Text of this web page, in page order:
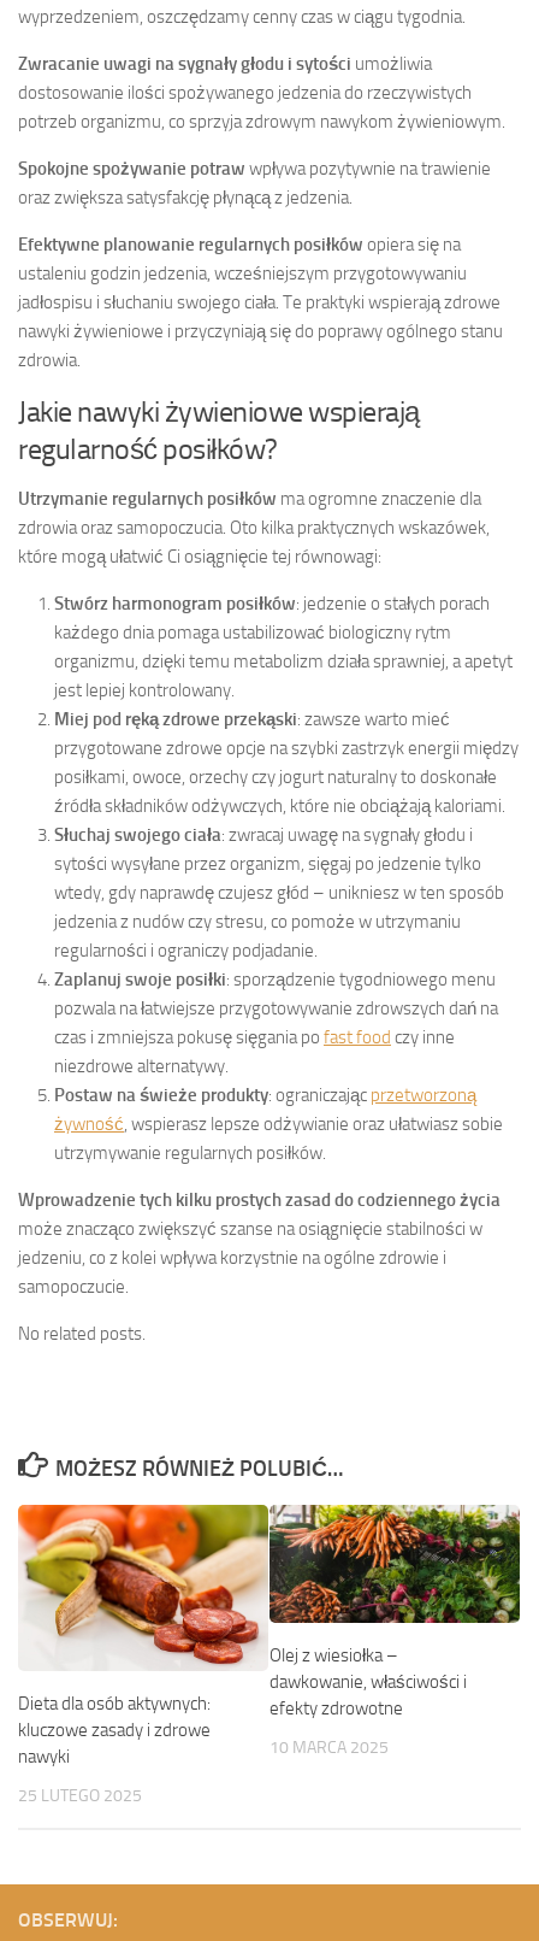
wyprzedzeniem, oszczędzamy cenny czas w ciągu tygodnia.
Zwracanie uwagi na sygnały głodu i sytości umożliwia
dostosowanie ilości spożywanego jedzenia do rzeczywistych
potrzeb organizmu, co sprzyja zdrowym nawykom żywieniowym.
Spokojne spożywanie potraw wpływa pozytywnie na trawienie
oraz zwiększa satysfakcję płynącą z jedzenia.
Efektywne planowanie regularnych posiłków opiera się na
ustaleniu godzin jedzenia, wcześniejszym przygotowywaniu
jadłospisu i słuchaniu swojego ciała. Te praktyki wspierają zdrowe
nawyki żywieniowe i przyczyniają się do poprawy ogólnego stanu
zdrowia.
Jakie nawyki żywieniowe wspierają
regularność posiłków?
Utrzymanie regularnych posiłków ma ogromne znaczenie dla
zdrowia oraz samopoczucia. Oto kilka praktycznych wskazówek,
które mogą ułatwić Ci osiągnięcie tej równowagi:
Stwórz harmonogram posiłków: jedzenie o stałych porach
każdego dnia pomaga ustabilizować biologiczny rytm
organizmu, dzięki temu metabolizm działa sprawniej, a apetyt
jest lepiej kontrolowany.
Miej pod ręką zdrowe przekąski: zawsze warto mieć
przygotowane zdrowe opcje na szybki zastrzyk energii między
posiłkami, owoce, orzechy czy jogurt naturalny to doskonałe
źródła składników odżywczych, które nie obciążają kaloriami.
Słuchaj swojego ciała: zwracaj uwagę na sygnały głodu i
sytości wysyłane przez organizm, sięgaj po jedzenie tylko
wtedy, gdy naprawdę czujesz głód – unikniesz w ten sposób
jedzenia z nudów czy stresu, co pomoże w utrzymaniu
regularności i ograniczy podjadanie.
Zaplanuj swoje posiłki: sporządzenie tygodniowego menu
pozwala na łatwiejsze przygotowywanie zdrowszych dań na
czas i zmniejsza pokusę sięgania po fast food czy inne
niezdrowe alternatywy.
Postaw na świeże produkty: ograniczając przetworzoną
żywność , wspierasz lepsze odżywianie oraz ułatwiasz sobie
utrzymywanie regularnych posiłków.
Wprowadzenie tych kilku prostych zasad do codziennego życia
może znacząco zwiększyć szanse na osiągnięcie stabilności w
jedzeniu, co z kolei wpływa korzystnie na ogólne zdrowie i
samopoczucie.
No related posts.
MOŻESZ RÓWNIEŻ POLUBIĆ…
Dieta dla osób aktywnych:
kluczowe zasady i zdrowe
nawyki
25 LUTEGO 2025
Olej z wiesiołka –
dawkowanie, właściwości i
efekty zdrowotne
10 MARCA 2025
OBSERWUJ: